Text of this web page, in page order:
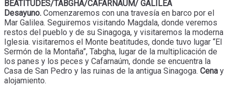
BEATITUDES/TABGHA/CAFARNAÚM/ GALILEA
Desayuno. Comenzaremos con una travesía en barco por el
Mar Galilea. Seguiremos visitando Magdala, donde veremos
restos del pueblo y de su Sinagoga, y visitaremos la moderna
Iglesia. visitaremos el Monte beatitudes, donde tuvo lugar “El
Sermón de la Montaña”, Tabgha, lugar de la multiplicación de
los panes y los peces y Cafarnaúm, donde se encuentra la
Casa de San Pedro y las ruinas de la antigua Sinagoga. Cena y
alojamiento.